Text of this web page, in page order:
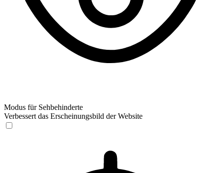
Modus für Sehbehinderte
Verbessert das Erscheinungsbild der Website